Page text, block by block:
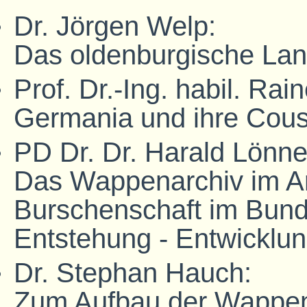
Dr. Jörgen Welp:
Das oldenburgische
Prof. Dr.-Ing. habil.
Germania und ihre
PD Dr. Dr. Harald
Das Wappenarchiv im
Burschenschaft im
Entstehung -
Dr. Stephan Hauch: